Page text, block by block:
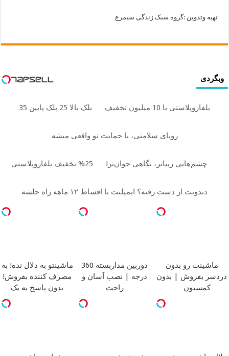
تهیه وتدوین :گروه سبک زندگی سیمرغ
وبگردی
بلفاروپلاستی با 10 میلیون تخفیف بلک بالا 25 پلک پایین 35
رویای سلامتی، با حمایت تو واقعی میشه
چشم‌هایی زیباتر، نگاهی جوان‌تر!
دندونت از دست رفته؟ ایمپلنت با اقساط ۱۲ ماهه راه حلشه
ماشینت رو بدون
دردسر بفروش | بدون
کمسیون
دوربین مداربسته 360
درجه | نصب آسان و
راحت
ماشینتو به دلال نده! به
مصرف کننده بفروش!
بدون پاسخ به یک